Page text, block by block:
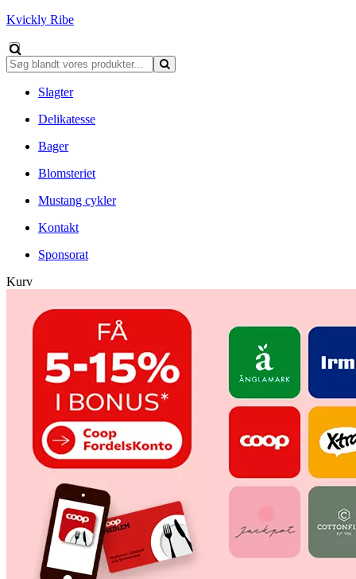
Kvickly Ribe
Slagter
Delikatesse
Bager
Blomsteriet
Mustang cykler
Kontakt
Sponsorat
Kurv